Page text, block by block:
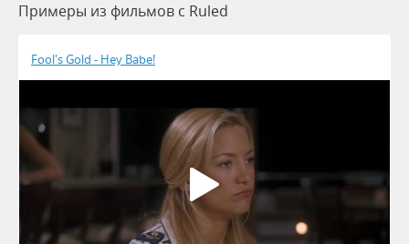
Примеры из фильмов c Ruled
Fool's Gold - Hey Babe!